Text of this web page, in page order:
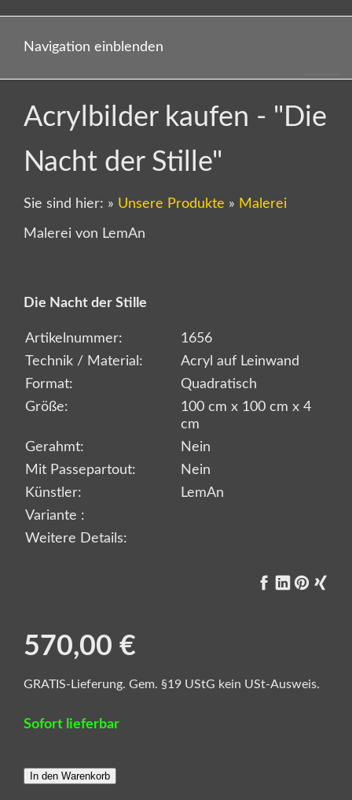
Navigation einblenden
Acrylbilder kaufen - "Die
Nacht der Stille"
Sie sind hier: » Unsere Produkte » Malerei
Malerei von LemAn
Die Nacht der Stille
Artikelnummer:
1656
Technik / Material:
Acryl auf Leinwand
Format:
Quadratisch
Größe:
100 cm x 100 cm x 4
cm
Gerahmt:
Nein
Mit Passepartout:
Nein
Künstler:
LemAn
Variante :
Weitere Details:
570,00 €
GRATIS-Lieferung. Gem. §19 UStG kein USt-Ausweis.
Sofort lieferbar
In den Warenkorb